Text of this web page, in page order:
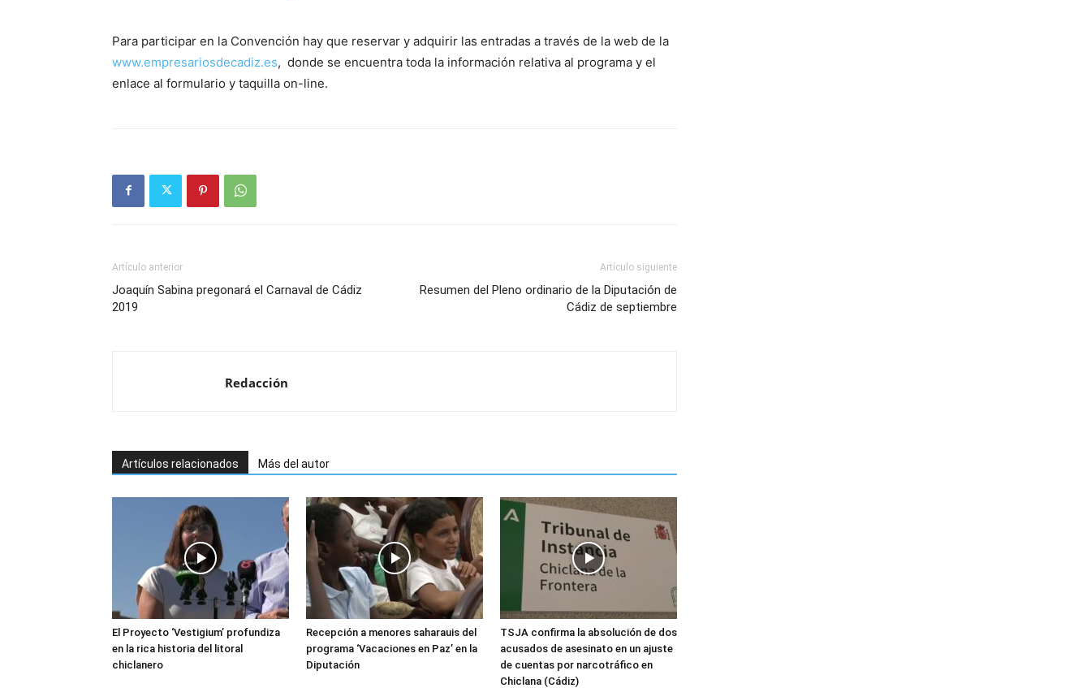
Para participar en la Convención hay que reservar y adquirir las entradas a través de la web de la
www.empresariosdecadiz.es, donde se encuentra toda la información relativa al programa y el
enlace al formulario y taquilla on-line.
Artículo anterior
Joaquín Sabina pregonará el Carnaval de Cádiz
2019
Artículo siguiente
Resumen del Pleno ordinario de la Diputación de
Cádiz de septiembre
Redacción
Artículos relacionados Más del autor
El Proyecto ‘Vestigium’ profundiza
en la rica historia del litoral
chiclanero
Recepción a menores saharauis del
programa ‘Vacaciones en Paz’ en la
Diputación
TSJA confirma la absolución de dos
acusados de asesinato en un ajuste
de cuentas por narcotráfico en
Chiclana (Cádiz)